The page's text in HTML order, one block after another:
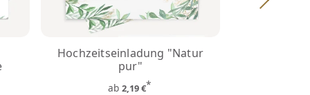
Hochzeitseinladung "Natur
pur"
ab 2,19 €*